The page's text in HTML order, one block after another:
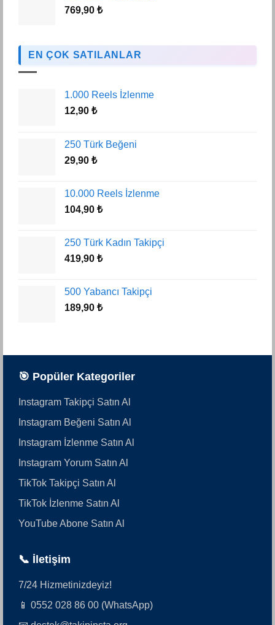
769,90 ₺
EN ÇOK SATILANLAR
1.000 Reels İzlenme
12,90 ₺
250 Türk Beğeni
29,90 ₺
10.000 Reels İzlenme
104,90 ₺
250 Türk Kadın Takipçi
419,90 ₺
500 Yabancı Takipçi
189,90 ₺
🎯 Popüler Kategoriler
Instagram Takipçi Satın Al
Instagram Beğeni Satın Al
Instagram İzlenme Satın Al
Instagram Yorum Satın Al
TikTok Takipçi Satın Al
TikTok İzlenme Satın Al
YouTube Abone Satın Al
📞 İletişim
7/24 Hizmetinizdeyiz!
📱 0552 028 86 00 (WhatsApp)